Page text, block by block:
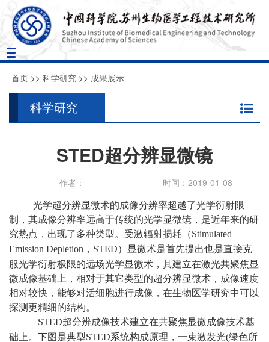
Toggle
navigation
首页 >> 科学研究 >> 成果展示
科学研究
STED超分辨显微镜
作者： 时间：2019-01-08
光学超分辨显微术的成像分辨率超越了光学衍射限
制，其成像分辨率远高于传统的光学显微镜，是近年来的研
究热点，出现了多种类型。受激辐射损耗（Stimulated
Emission Depletion ， STED）显微术是首先提出也是直接克
服光学衍射极限的远场光学显微术，其建立在激光共聚焦显
微成像基础上，相对于其它类型的超分辨显微术，成像速度
相对较快，能够对活细胞进行成像，在生物医学研究中可以
探测更精细的结构。
STED超分辨成像技术建立在共聚焦显微成像技术基
础上。下图是典型STED系统构成原理，一束激发光(绿色所